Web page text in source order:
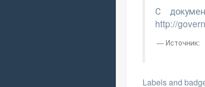
С
http://
Источник:
Labels and